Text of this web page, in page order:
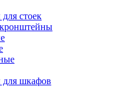
стоек
для шкафов